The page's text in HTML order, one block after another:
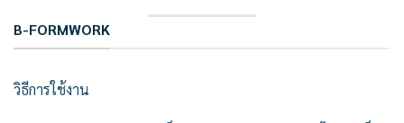
B-FORMWORK
วิธีการใช้งาน